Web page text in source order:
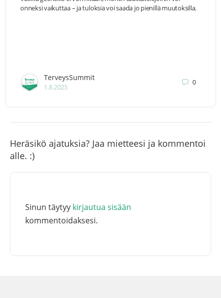
onneksi vaikuttaa – ja tuloksia voi saada jo pienillä muutoksilla.
TerveysSummit
1.8.2025
0
Heräsikö ajatuksia? Jaa mietteesi ja kommentoi
alle. :)
Sinun täytyy kirjautua sisään
kommentoidaksesi.